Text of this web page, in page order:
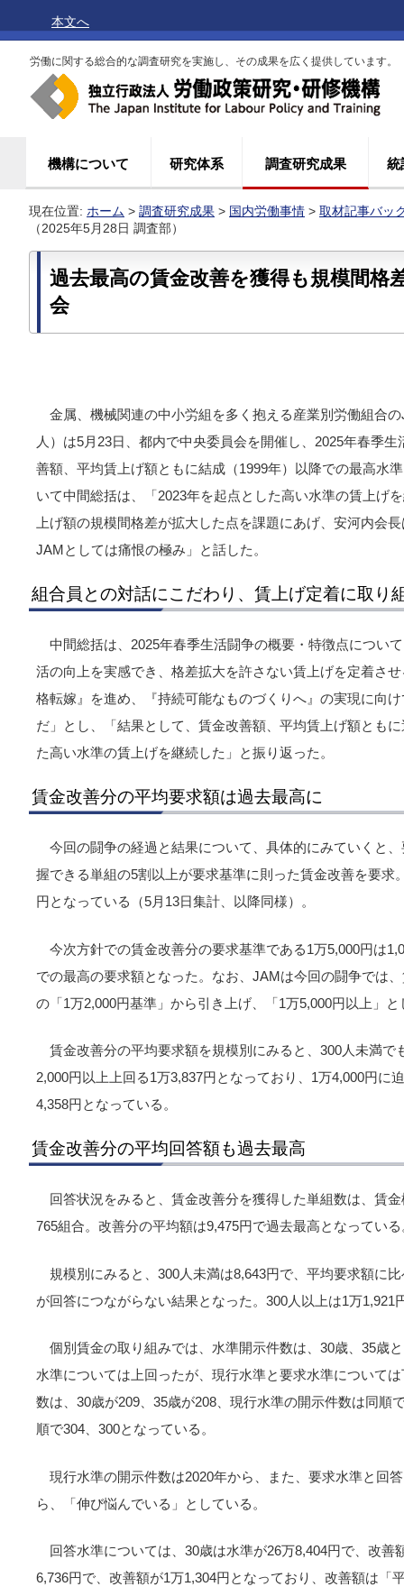
本文へ
労働に関する総合的な調査研究を実施し、その成果を広く提供しています。
機構について 研究体系 調査研究成果 統
現在位置: ホーム > 調査研究成果 > 国内労働事情 > 取材記事バッ
（2025年5月28日 調査部）
過去最高の賃金改善を獲得も規模間格
会
金属、機械関連の中小労組を多く抱える産業別労働組合
人）は5月23日、都内で中央委員会を開催し、2025年春季
善額、平均賃上げ額ともに結成（1999年）以降での最高水
いて中間総括は、「2023年を起点とした高い水準の賃上げ
上げ額の規模間格差が拡大した点を課題にあげ、安河内会
JAMとしては痛恨の極み」と話した。
組合員との対話にこだわり、賃上げ定着に取り
中間総括は、2025年春季生活闘争の概要・特徴点につい
活の向上を実感でき、格差拡大を許さない賃上げを定着さ
格転嫁』を進め、『持続可能なものづくりへ』の実現に向
だ」とし、「結果として、賃金改善額、平均賃上げ額とも
た高い水準の賃上げを継続した」と振り返った。
賃金改善分の平均要求額は過去最高に
今回の闘争の経過と結果について、具体的にみていくと
握できる単組の5割以上が要求基準に則った賃金改善を要求
円となっている（5月13日集計、以降同様）。
今次方針での賃金改善分の要求基準である1万5,000円は
での最高の要求額となった。なお、JAMは今回の闘争では
の「1万2,000円基準」から引き上げ、「1万5,000円以上」と
賃金改善分の平均要求額を規模別にみると、300人未満で
2,000円以上上回る1万3,837円となっており、1万4,000円に
4,358円となっている。
賃金改善分の平均回答額も過去最高
回答状況をみると、賃金改善分を獲得した単組数は、賃
765組合。改善分の平均額は9,475円で過去最高となっている
規模別にみると、300人未満は8,643円で、平均要求額に
が回答につながらない結果となった。300人以上は1万1,921
個別賃金の取り組みでは、水準開示件数は、30歳、35歳
水準については上回ったが、現行水準と要求水準について
数は、30歳が209、35歳が208、現行水準の開示件数は同順
順で304、300となっている。
現行水準の開示件数は2020年から、また、要求水準と回
ら、「伸び悩んでいる」としている。
回答水準については、30歳は水準が26万8,404円で、改善
6,736円で、改善額が1万1,304円となっており、改善額は「